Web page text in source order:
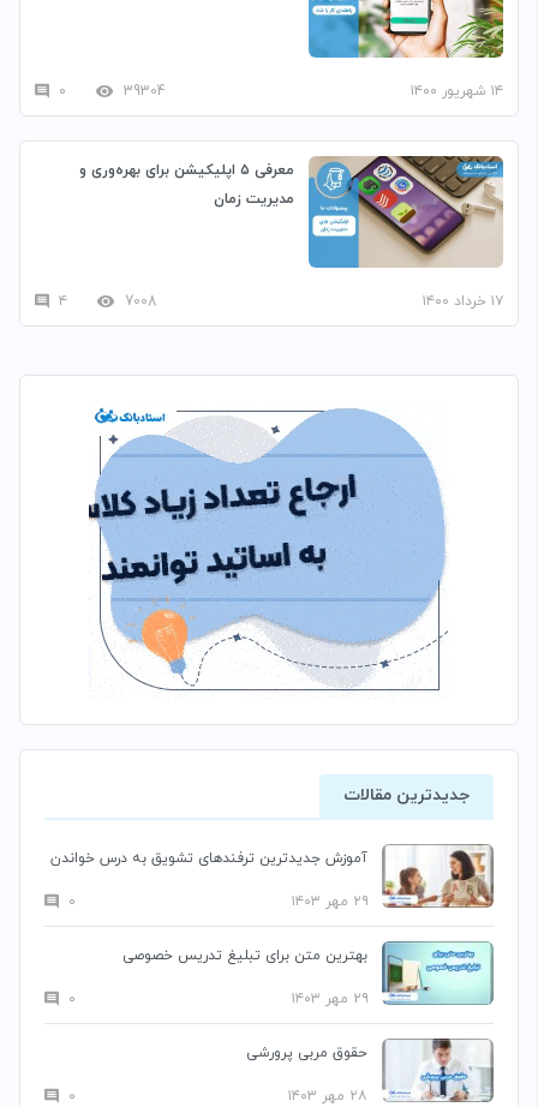
۱۴ شهریور ۱۴۰۰ 39304 ۰
معرفی ۵ اپلیکیشن برای بهره‌وری و
مدیریت زمان
۱۷ خرداد ۱۴۰۰ 7008 ۴
جدیدترین مقالات
آموزش جدیدترین ترفندهای تشویق به درس خواندن
۲۹ مهر ۱۴۰۳ ۰
بهترین متن برای تبلیغ تدریس خصوصی
۲۹ مهر ۱۴۰۳ ۰
حقوق مربی پرورشی
۲۸ مهر ۱۴۰۳ ۰